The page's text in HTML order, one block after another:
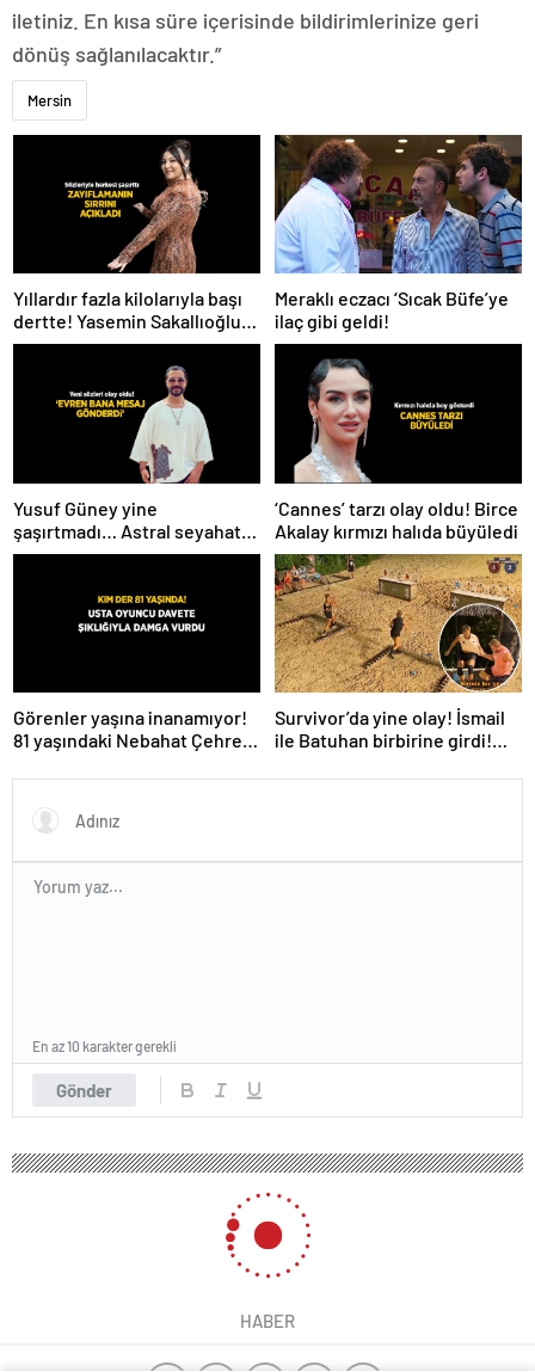
iletiniz. En kısa süre içerisinde bildirimlerinize geri
dönüş sağlanılacaktır.”
Mersin
Yıllardır fazla kilolarıyla başı
dertte! Yasemin Sakallıoğlu
zayıflamasının sırrını açıkladı
Meraklı eczacı ‘Sıcak Büfe’ye
ilaç gibi geldi!
Yusuf Güney yine
şaşırtmadı… Astral seyahat
ve uzaylılardan sonra şimdi
‘Cannes’ tarzı olay oldu! Birce
Akalay kırmızı halıda büyüledi
Görenler yaşına inanamıyor!
81 yaşındaki Nebahat Çehre
Survivor’da yine olay! İsmail
ile Batuhan birbirine girdi!
Gönder
En az 10 karakter gerekli
HABER